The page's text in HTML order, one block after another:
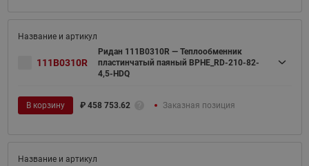
111B0310R
Ридан 111B0310R — Теплообменник
пластинчатый паяный BPHE_RD-210-82-
4,5-HDQ
В корзину ₽ 458 753.62 Заказная позиция